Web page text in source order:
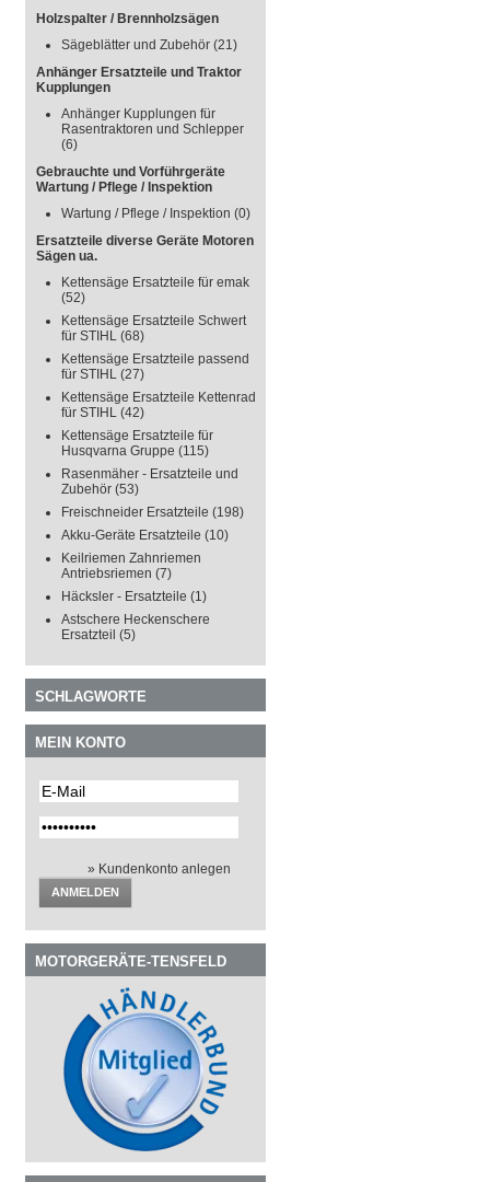
Holzspalter / Brennholzsägen
Sägeblätter und Zubehör (21)
Anhänger Ersatzteile und Traktor
Kupplungen
Anhänger Kupplungen für
Rasentraktoren und Schlepper
(6)
Gebrauchte und Vorführgeräte
Wartung / Pflege / Inspektion
Wartung / Pflege / Inspektion (0)
Ersatzteile diverse Geräte Motoren
Sägen ua.
Kettensäge Ersatzteile für emak
(52)
Kettensäge Ersatzteile Schwert
für STIHL (68)
Kettensäge Ersatzteile passend
für STIHL (27)
Kettensäge Ersatzteile Kettenrad
für STIHL (42)
Kettensäge Ersatzteile für
Husqvarna Gruppe (115)
Rasenmäher - Ersatzteile und
Zubehör (53)
Freischneider Ersatzteile (198)
Akku-Geräte Ersatzteile (10)
Keilriemen Zahnriemen
Antriebsriemen (7)
Häcksler - Ersatzteile (1)
Astschere Heckenschere
Ersatzteil (5)
SCHLAGWORTE
MEIN KONTO
» Kundenkonto anlegen
ANMELDEN
MOTORGERÄTE-TENSFELD